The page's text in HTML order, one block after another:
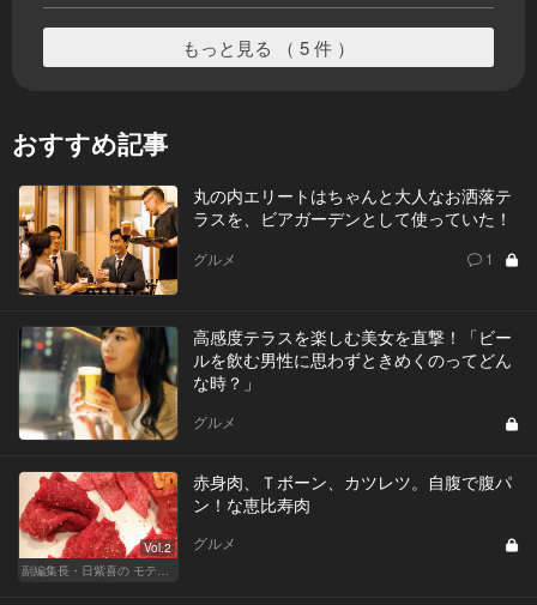
もっと見る （ 5 件 ）
おすすめ記事
丸の内エリートはちゃんと大人なお洒落テ
ラスを、ビアガーデンとして使っていた！
グルメ 1
高感度テラスを楽しむ美女を直撃！「ビー
ルを飲む男性に思わずときめくのってどん
な時？」
グルメ
Vol.2
赤身肉、Ｔボーン、カツレツ。自腹で腹パ
ン！な恵比寿肉
グルメ